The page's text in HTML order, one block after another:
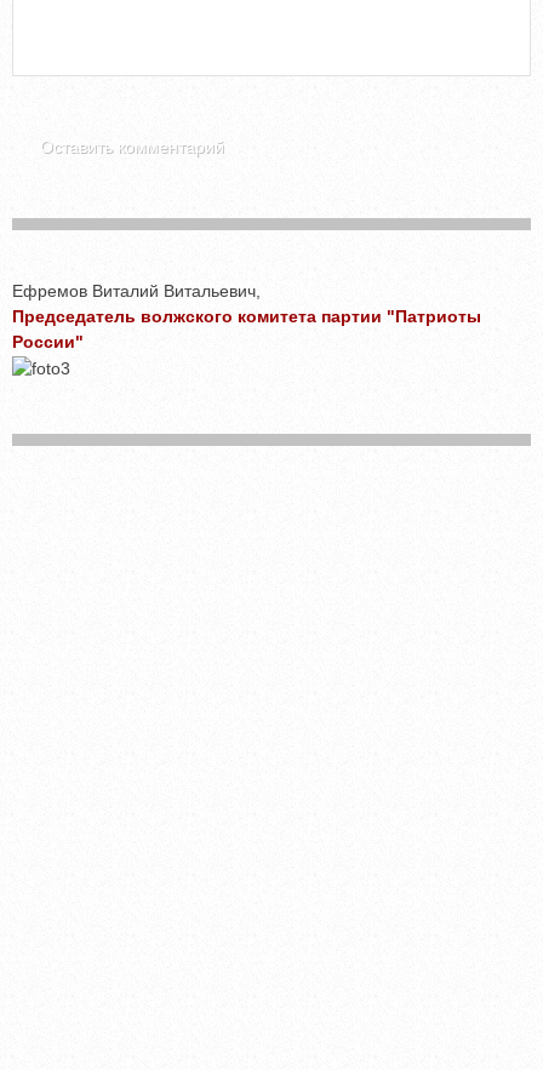
Ефремов Виталий Витальевич,
Председатель волжского комитета партии "Патриоты
России"